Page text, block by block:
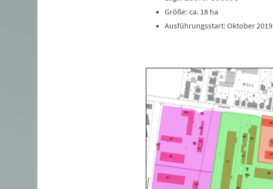
Größe: ca. 18 ha
Ausführungsstart: Oktober 2019